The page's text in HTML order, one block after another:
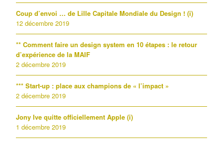
Coup d’envoi … de Lille Capitale Mondiale du Design ! (i)
12 décembre 2019
** Comment faire un design system en 10 étapes : le retour
d’expérience de la MAIF
2 décembre 2019
*** Start-up : place aux champions de « l’impact »
2 décembre 2019
Jony Ive quitte officiellement Apple (i)
1 décembre 2019